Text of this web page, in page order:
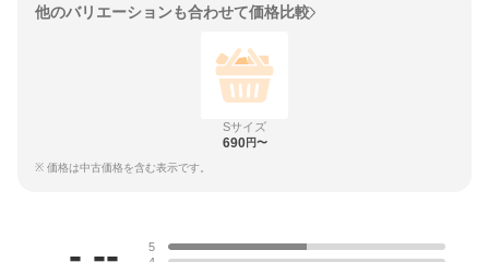
他のバリエーションも合わせて価格比較
Sサイズ
690円〜
※ 価格は中古価格を含む表示です。
5